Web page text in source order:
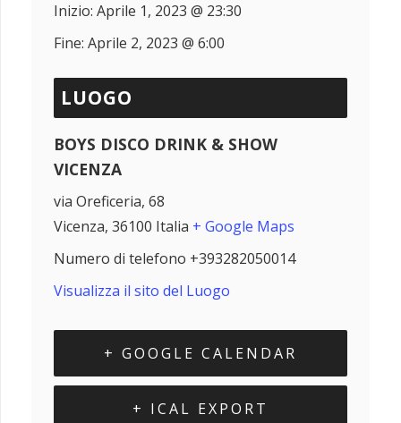
Inizio: Aprile 1, 2023 @ 23:30
Fine: Aprile 2, 2023 @ 6:00
LUOGO
BOYS DISCO DRINK & SHOW
VICENZA
via Oreficeria, 68
Vicenza, 36100 Italia + Google Maps
Numero di telefono +393282050014
Visualizza il sito del Luogo
+ GOOGLE CALENDAR
+ ICAL EXPORT